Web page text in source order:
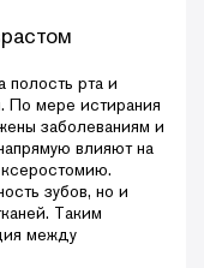
полость рта и
По мере истирания
заболеваниям и
влияют на
зубов, но и
Таким
между